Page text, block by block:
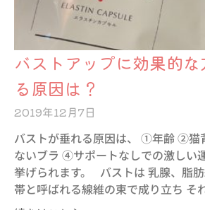
バストアップに効果的
る原因は？
2019年12月7日
バストが垂れる原因は、 ①年齢 ②猫
ないブラ ④サポートなしでの激しい
挙げられます。 バストは 乳腺、脂
帯と呼ばれる線維の束で成り立ち そ